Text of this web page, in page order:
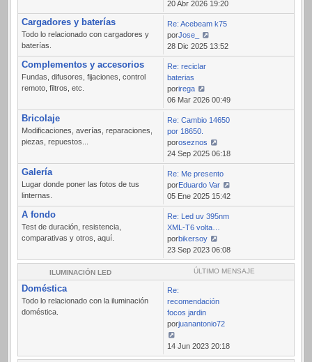
Ver
último
mensaje
20 Abr 2026 19:20
Cargadores y baterías
Todo lo relacionado con cargadores y
baterías.
Re: Acebeam k75
porJose_
Ver
último
mensaje
28 Dic 2025 13:52
Complementos y accesorios
Fundas, difusores, fijaciones, control
remoto, filtros, etc.
Re: reciclar
baterias
porirega
Ver
último
mensaje
06 Mar 2026 00:49
Bricolaje
Modificaciones, averías, reparaciones,
piezas, repuestos...
Re: Cambio 14650
por 18650.
poroseznos
Ver
último
mensaje
24 Sep 2025 06:18
Galería
Lugar donde poner las fotos de tus
linternas.
Re: Me presento
porEduardo Var
Ver
último
mensaje
05 Ene 2025 15:42
A fondo
Test de duración, resistencia,
comparativas y otros, aquí.
Re: Led uv 395nm
XML-T6 volta…
porbikersoy
Ver
último
mensaje
23 Sep 2023 06:08
ILUMINACIÓN LED ÚLTIMO MENSAJE
Doméstica
Todo lo relacionado con la iluminación
doméstica.
Re:
recomendación
focos jardin
porjuanantonio72
Ver
último
14 Jun 2023 20:18